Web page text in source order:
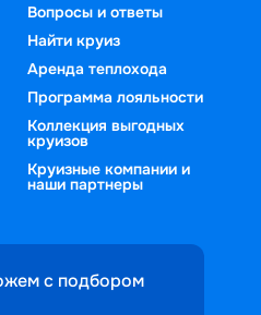
Вопросы и ответы
Найти круиз
Аренда теплохода
Программа лояльности
Коллекция выгодных
круизов
Круизные компании и
наши партнеры
с подбором